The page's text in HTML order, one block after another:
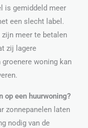
is gemiddeld meer
een slecht label.
meer te betalen
zij lagere
woning kan
op een huurwoning?
zonnepanelen laten
nodig van de